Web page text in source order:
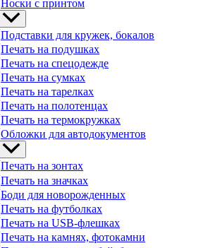
Носки с принтом
Подставки для кружек, бокалов
Печать на подушках
Печать на спецодежде
Печать на сумках
Печать на тарелках
Печать на полотенцах
Печать на термокружках
Обложки для автодокументов
Печать на зонтах
Печать на значках
Боди для новорожденных
Печать на футболках
Печать на USB-флешках
Печать на камнях, фотокамни